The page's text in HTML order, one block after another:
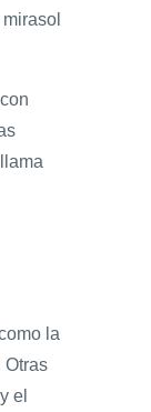
la
Otras
el